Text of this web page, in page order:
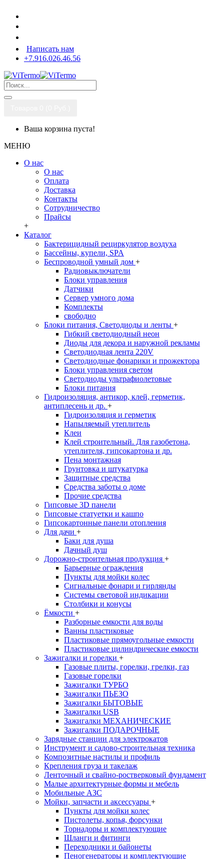
Написать нам
+7.916.026.46.56
Ваша корзина пуста!
МЕНЮ
О нас
О нас
Оплата
Доставка
Контакты
Сотрудничество
Прайсы
+
Каталог
Бактерицидный рециркулятор воздуха
Бассейны, купели, SPA
Беспроводной умный дом +
Радиовыключатели
Блоки управления
Датчики
Сервер умного дома
Комплекты
свободно
Блоки питания, Светодиоды и ленты +
Гибкий светодиодный неон
Диоды для декора и наружной рекламы
Светодиодная лента 220V
Светодиодные фонарики и прожектора
Блоки управления светом
Светодиоды ультрафиолетовые
Блоки питания
Гидроизоляция, антикор, клей, герметик,
антиплесень и др. +
Гидроизоляция и герметик
Напыляемый утеплитель
Клеи
Клей строительный. Для газобетона,
утеплителя, гипсокартона и др.
Пена монтажная
Грунтовка и штукатурка
Защитные средства
Средства заботы о доме
Прочие средства
Гипсовые 3D панели
Гипсовые статуетки и кашпо
Гипсокартонные панели отопления
Для дачи +
Баки для душа
Дачный душ
Дорожно-строительная продукция +
Барьерные ограждения
Пункты для мойки колес
Сигнальные фонари и гирлянды
Системы световой индикации
Столбики и конусы
Ёмкости +
Разборные емкости для воды
Ванны пластиковые
Пластиковые прямоугольные емкости
Пластиковые цилиндрические емкости
Зажигалки и горелки +
Газовые плиты, горелки, грелки, газ
Газовые горелки
Зажигалки ТУРБО
Зажигалки ПЬЕЗО
Зажигалки БЫТОВЫЕ
Зажигалки USB
Зажигалки МЕХАНИЧЕСКИЕ
Зажигалки ПОДАРОЧНЫЕ
Зарядные станции для электрокатов
Инструмент и садово-строительная техника
Композитные настилы и профиль
Крепления груза и такелаж
Ленточный и свайно-ростверковый фундамент
Малые архитектурные формы и мебель
Мобильные АЗС
Мойки, запчасти и аксессуары +
Пункты для мойки колес
Пистолеты, копья, форсунки
Торнадоры и комплектующие
Шланги и фитинги
Переходники и байонеты
Пеногенераторы и комплектующие